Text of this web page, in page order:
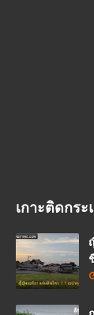
เกาะติดกร